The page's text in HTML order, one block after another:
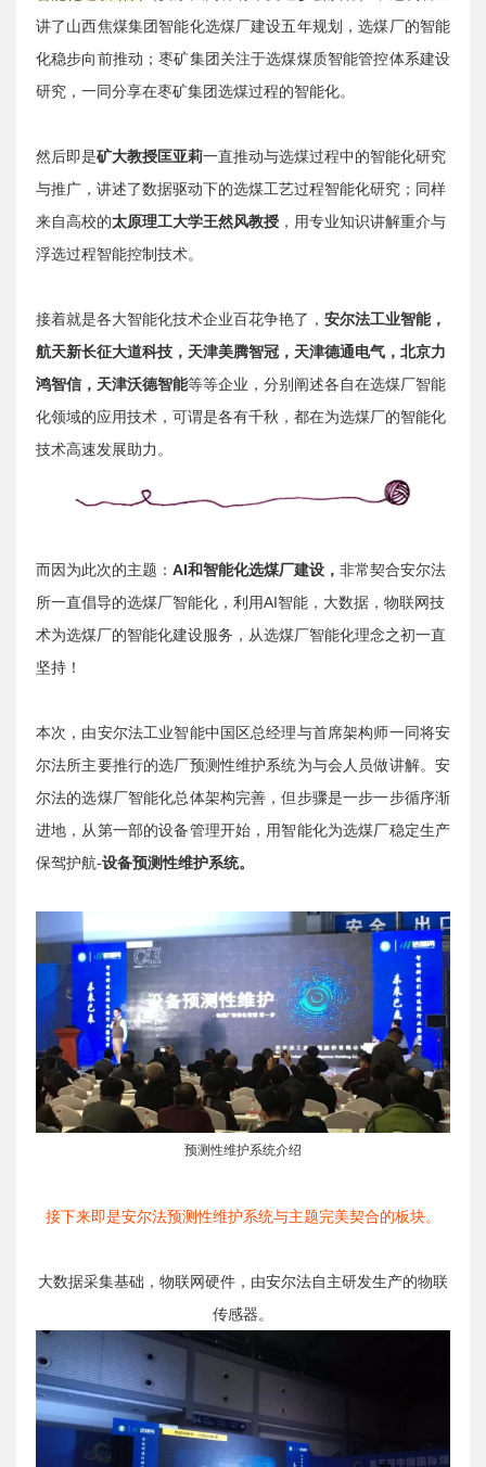
讲了山西焦煤集团智能化选煤厂建设五年规划，选煤厂的智能
化稳步向前推动；枣矿集团关注于选煤煤质智能管控体系建设
研究，一同分享在枣矿集团选煤过程的智能化。
然后即是矿大教授匡亚莉一直推动与选煤过程中的智能化研究
与推广， 讲述了数据驱动下的选煤工艺过程智能化研究；同样
来自高校的太原理工大学王然风教授 ，用专业知识讲解重介与
浮选过程智能控制技术。
接着就是各大智能化技术企业百花争艳了， 安尔法工业智能，
航天新长征大道科技，天津美腾智冠，天津德通电气，北京力
鸿智信，天津沃德智能等等企业，分别阐述各自在选煤厂智能
化领域的应用技术，可谓是各有千秋，都在为选煤厂的智能化
技术高速发展助力。
而因为此次的主题： AI和智能化选煤厂建设， 非常契合安尔法
所一直倡导的选煤厂智能化，利用AI智能，大数据，物联网技
术为选煤厂的智能化建设服务，从选煤厂智能化理念之初一直
坚持！
本次，由安尔法工业智能中国区总经理与首席架构师一同将安
尔法所主要推行的选厂预测性维护系统为与会人员做讲解。安
尔法的选煤厂智能化总体架构完善，但步骤是一步一步循序渐
进地，从第一部的设备管理开始，用智能化为选煤厂稳定生产
保驾护航-设备预测性维护系统。
预测性维护系统介绍
接下来即是安尔法预测性维护系统与主题完美契合的板块。
大数据采集基础，物联网硬件，由安尔法自主研发生产的物联
传感器。